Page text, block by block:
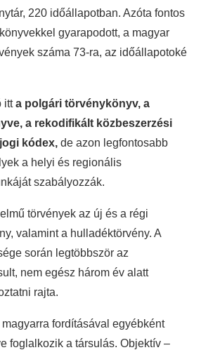
220 időállapotban. Azóta fontos
gyarapodott, a magyar
száma 73-ra, az időállapotoké
itta polgári törvénykönyv, a
a rekodifikált közbeszerzési
kódex, de azon legfontosabb
a helyi és regionális
szabályozzák.
törvények az új és a régi
valamint a hulladéktörvény. A
során legtöbbször az
nem egész három év alatt
rajta.
fordításával egyébként
foglalkozik a társulás. Objektív –